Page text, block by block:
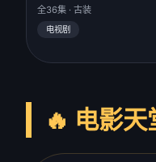
全36集 · 古装
电视剧
🔥 电影天